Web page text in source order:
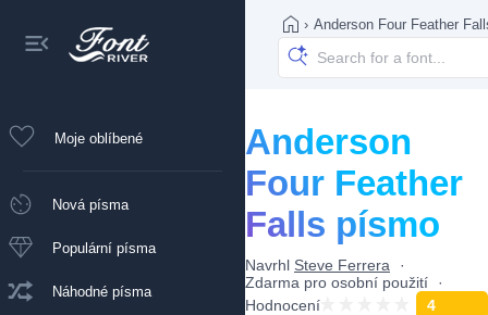
Moje oblíbené
Nová písma
Populární písma
Náhodné písma
› Anderson Four Feather
Anderson
Four Feather
Falls písmo
Navrhl Steve Ferrera
Zdarma pro osobní použití
Hodnocení
4